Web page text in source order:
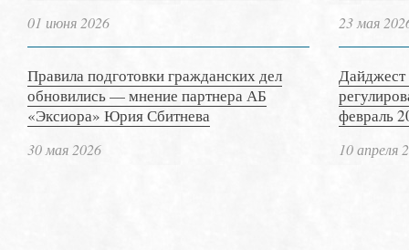
01 июня 2026
Правила подготовки гражданских дел
обновились — мнение партнера АБ
«Эксиора» Юрия Сбитнева
30 мая 2026
23 мая
Дайджест
февраль
10 апреля